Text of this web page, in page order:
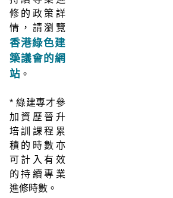
修的政策詳
情，請瀏覽
香港綠色建
築議會的網
站 。
* 綠建專才參
加資歷晉升
培訓課程累
積的時數亦
可計入有效
的持續專業
進修時數。